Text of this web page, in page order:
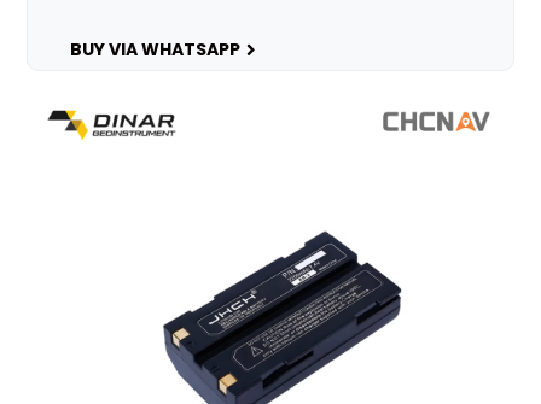
BUY VIA WHATSAPP